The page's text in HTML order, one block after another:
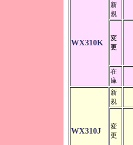
WX310K
新
規
変
更
在
庫
WX310J
新
規
変
更